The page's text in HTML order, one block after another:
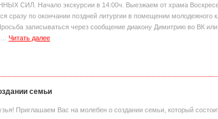
СИЛ. Начало экскурсии в 14:00ч. Выезжаем от храма
сразу по окончании поздней литургии в помещении молодежного
записываться через сообщение диакону Димитрию во ВК
Читать далее
семьи
Приглашаем Вас на молебен о создании семьи, который